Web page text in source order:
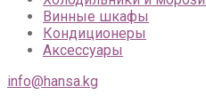
Винные шкафы
Кондиционеры
Аксессуары
info@hansa.kg